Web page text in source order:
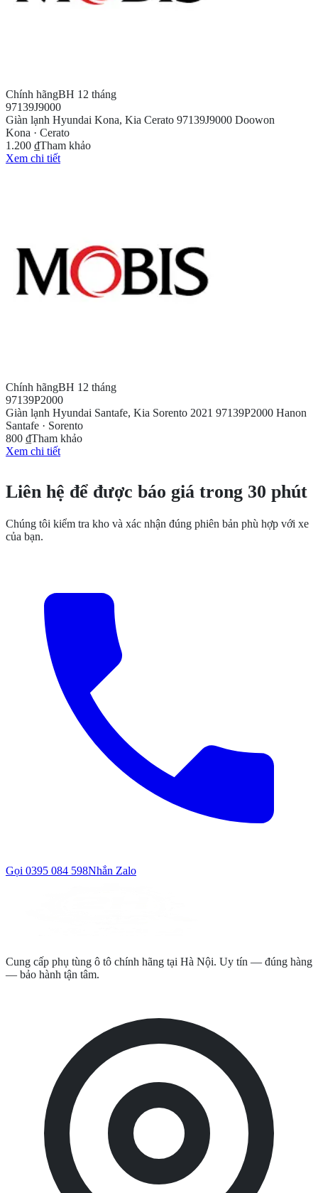
Chính hãngBH 12 tháng
97139J9000
Giàn lạnh Hyundai Kona, Kia Cerato 97139J9000 Doowon
Kona · Cerato
1.200 ₫Tham khảo
Xem chi tiết
Chính hãngBH 12 tháng
97139P2000
Giàn lạnh Hyundai Santafe, Kia Sorento 2021 97139P2000 Hanon
Santafe · Sorento
800 ₫Tham khảo
Xem chi tiết
Liên hệ để được báo giá trong 30 phút
Chúng tôi kiểm tra kho và xác nhận đúng phiên bản phù hợp với xe
của bạn.
Gọi 0395 084 598Nhắn Zalo
Cung cấp phụ tùng ô tô chính hãng tại Hà Nội. Uy tín — đúng hàng
— bảo hành tận tâm.